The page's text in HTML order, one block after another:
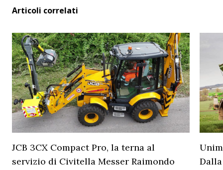
Articoli correlati
JCB 3CX Compact Pro, la terna al
servizio di Civitella Messer Raimondo